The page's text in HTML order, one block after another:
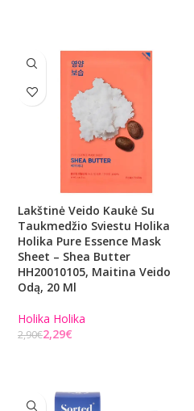
Lakštinė Veido Kaukė Su
Taukmedžio Sviestu Holika
Holika Pure Essence Mask
Sheet – Shea Butter
HH20010105, Maitina Veido
Odą, 20 Ml
Holika Holika
2,90€2,29€